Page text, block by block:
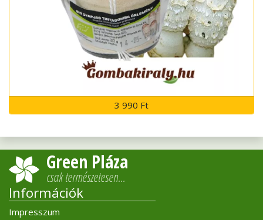
3 990 Ft
Green Pláza
csak természetesen…
Információk
Impresszum